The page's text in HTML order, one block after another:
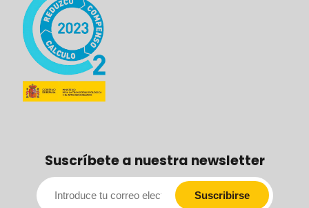
Suscríbete a nuestra newsletter